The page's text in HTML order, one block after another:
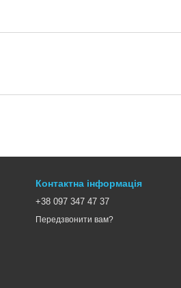
Контактна інформація
+38 097 347 47 37
Передзвонити вам?